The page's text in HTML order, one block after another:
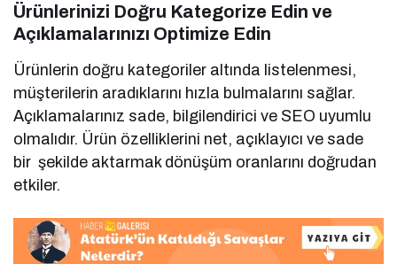
Ürünlerinizi Doğru Kategorize Edin ve
Açıklamalarınızı Optimize Edin
Ürünlerin doğru kategoriler altında listelenmesi,
müşterilerin aradıklarını hızla bulmalarını sağlar.
Açıklamalarınız sade, bilgilendirici ve SEO uyumlu
olmalıdır. Ürün özelliklerini net, açıklayıcı ve sade
bir şekilde aktarmak dönüşüm oranlarını doğrudan
etkiler.